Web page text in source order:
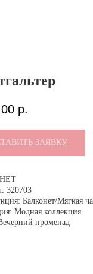
р.
ЗАЯВКУ
320703
Балконет/Мягкая
Модная коллекция
променад